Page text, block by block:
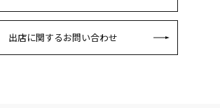
出店に関するお問い合わせ